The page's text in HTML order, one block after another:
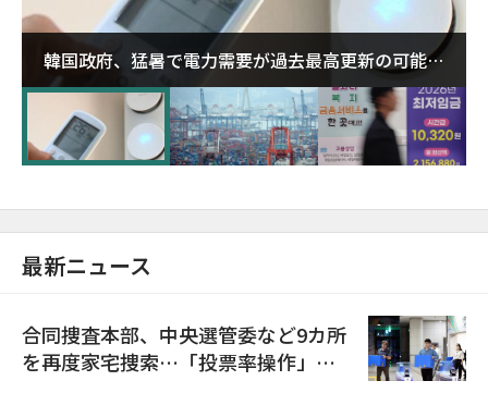
韓国政府、猛暑で電力需要が過去最高更新の可能性
に需給対応体制を点検
最新ニュース
合同捜査本部、中央選管委など9カ所
を再度家宅捜索…「投票率操作」の